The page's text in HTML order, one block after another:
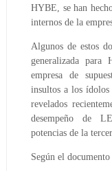
HYBE, se han
internos de la
Algunos de estos
generalizada
empresa de
insultos a los
revelados
desempeño de
potencias de la
Según el